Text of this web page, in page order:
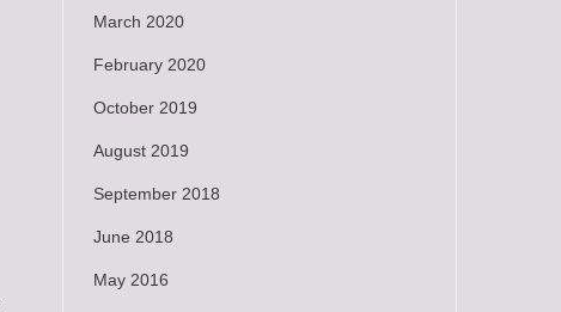
March 2020
February 2020
October 2019
August 2019
September 2018
June 2018
May 2016